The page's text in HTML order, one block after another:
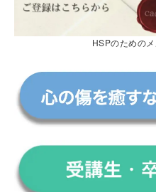
HSPのための